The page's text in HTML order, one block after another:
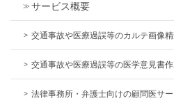
サービス概要
交通事故や医療過誤等のカルテ画像
交通事故や医療過誤等の医学意見書
法律事務所・弁護士向けの顧問医サ